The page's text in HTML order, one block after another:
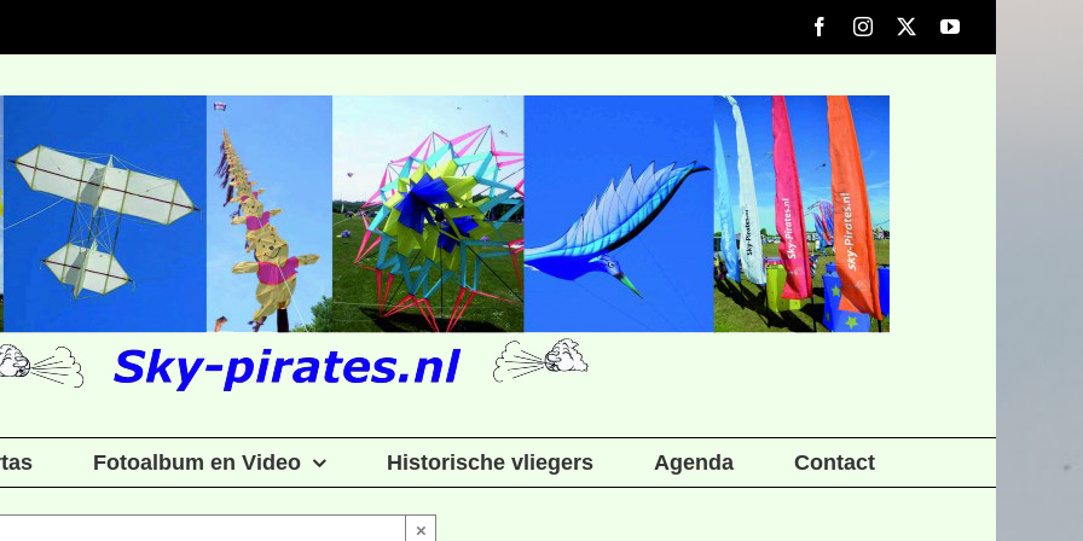
FacebookInstagram YouTube
Fotoalbum en Video Historische vliegers Agenda Contact
×